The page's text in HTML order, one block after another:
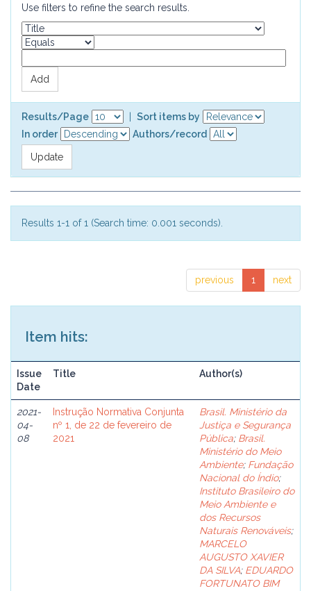
Use filters to refine the search results.
Results/Page
Sort items by
In order
Authors/record
Results 1-1 of 1 (Search time: 0.001 seconds).
previous 1 next
Item hits:
Issue
Date
Title Author(s)
2021-
04-
08
Instrução Normativa Conjunta
nº 1, de 22 de fevereiro de
2021
Brasil. Ministério da
Justiça e Segurança
Pública; Brasil.
Ministério do Meio
Ambiente; Fundação
Nacional do Índio;
Instituto Brasileiro do
Meio Ambiente e
dos Recursos
Naturais Renováveis;
MARCELO
AUGUSTO XAVIER
DA SILVA; EDUARDO
FORTUNATO BIM